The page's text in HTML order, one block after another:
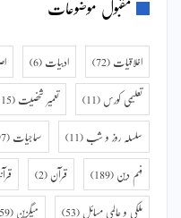
مقبول موضوعات
اخلاقیات (72) ادبیات (6)
تعلیمی کورس (11) تعمیر شخصیت (115)
سلسلہ روز و شب (11) سماجیات (97)
فہم دین (189) قرآن (2)
ملکی و عالمی مسائل (53) میگزین (159)